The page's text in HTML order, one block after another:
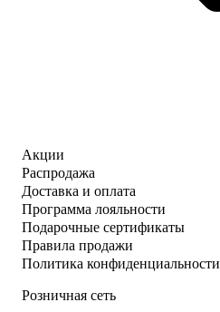
Акции
Распродажа
Доставка и оплата
Программа лояльности
Подарочные сертификаты
Правила продажи
Политика конфиденциальности
Розничная сеть